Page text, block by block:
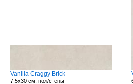
Vanilla Craggy Brick
7.5x30 см, пол/стены